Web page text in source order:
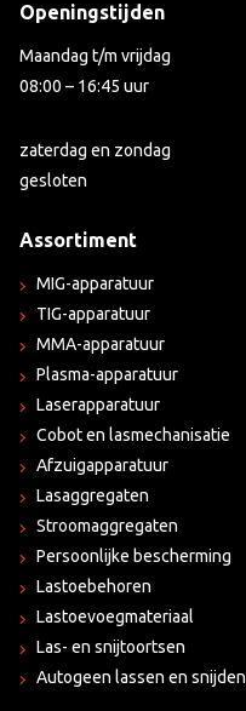
Openingstijden
Maandag t/m vrijdag
08:00 – 16:45 uur
zaterdag en zondag
gesloten
Assortiment
MIG-apparatuur
TIG-apparatuur
MMA-apparatuur
Plasma-apparatuur
Laserapparatuur
Cobot en lasmechanisatie
Afzuigapparatuur
Lasaggregaten
Stroomaggregaten
Persoonlijke bescherming
Lastoebehoren
Lastoevoegmateriaal
Las- en snijtoortsen
Autogeen lassen en snijden